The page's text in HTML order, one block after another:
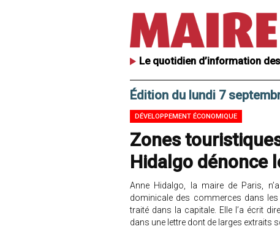
Le quotidien d’information
Édition du lundi 7
DÉVELOPPEMENT ÉCONOMIQUE
Zones
Hidalgo dénonce
Anne Hidalgo, la maire de Paris,
dominicale des commerces dans
traité dans la capitale. Elle l’a écrit
dans une lettre dont de larges extraits